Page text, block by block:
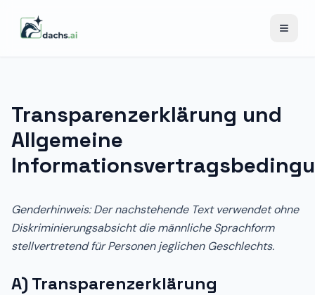
Menü
Transparenzerklärung und
Allgemeine
Genderhinweis: Der nachstehende Text verwendet ohne
Diskriminierungsabsicht die männliche Sprachform
stellvertretend für Personen jeglichen Geschlechts.
A) Transparenzerklärung